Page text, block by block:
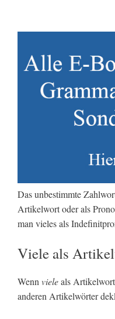
Das unbestimmte
Artikelwort oder als
man vieles als
Viele als
Wenn vieleals
anderen Artikelwörter